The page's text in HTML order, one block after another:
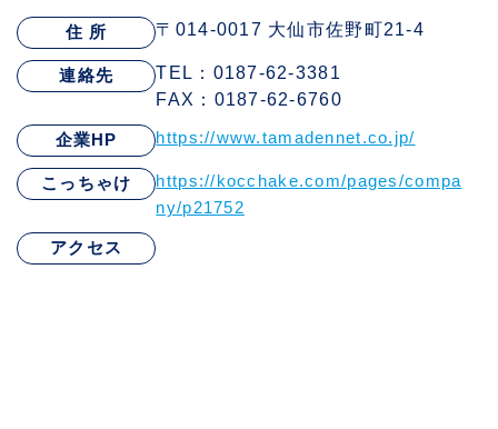
住 所 〒014-0017 大仙市佐野町21-4
連絡先
TEL：0187-62-3381
FAX：0187-62-6760
企業HP https://www.tamadennet.co.jp/
こっちゃけ
https://kocchake.com/pages/compa
ny/p21752
アクセス